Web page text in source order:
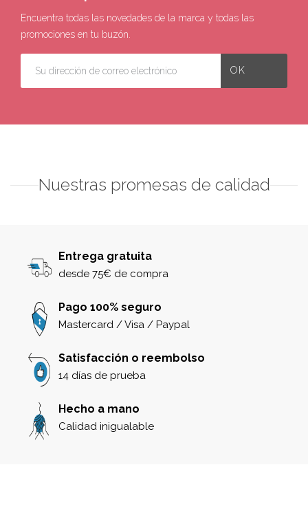
Encuentra todas las novedades de la marca y todas las
promociones en tu buzón.
Nuestras promesas de calidad
Entrega gratuita
desde 75€ de compra
Pago 100% seguro
Mastercard / Visa / Paypal
Satisfacción o reembolso
14 días de prueba
Hecho a mano
Calidad inigualable